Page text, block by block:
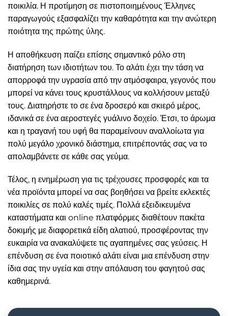
ποικιλία. Η προτίμηση σε πιστοποιημένους Έλληνες
παραγωγούς εξασφαλίζει την καθαρότητα και την ανώτερη
ποιότητα της πρώτης ύλης.
Η αποθήκευση παίζει επίσης σημαντικό ρόλο στη
διατήρηση των ιδιοτήτων του. Το αλάτι έχει την τάση να
απορροφά την υγρασία από την ατμόσφαιρα, γεγονός που
μπορεί να κάνει τους κρυστάλλους να κολλήσουν μεταξύ
τους. Διατηρήστε το σε ένα δροσερό και σκιερό μέρος,
ιδανικά σε ένα αεροστεγές γυάλινο δοχείο. Έτσι, το άρωμα
και η τραγανή του υφή θα παραμείνουν αναλλοίωτα για
πολύ μεγάλο χρονικό διάστημα, επιτρέποντάς σας να το
απολαμβάνετε σε κάθε σας γεύμα.
Τέλος, η ενημέρωση για τις τρέχουσες προσφορές και τα
νέα προϊόντα μπορεί να σας βοηθήσει να βρείτε εκλεκτές
ποικιλίες σε πολύ καλές τιμές. Πολλά εξειδικευμένα
καταστήματα και online πλατφόρμες διαθέτουν πακέτα
δοκιμής με διαφορετικά είδη αλατιού, προσφέροντας την
ευκαιρία να ανακαλύψετε τις αγαπημένες σας γεύσεις. Η
επένδυση σε ένα ποιοτικό αλάτι είναι μια επένδυση στην
ίδια σας την υγεία και στην απόλαυση του φαγητού σας
καθημερινά.